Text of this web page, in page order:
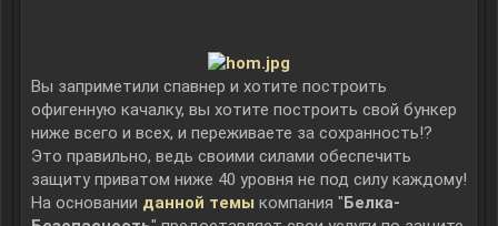
Вы заприметили спавнер и хотите построить
офигенную качалку, вы хотите построить свой бункер
ниже всего и всех, и переживаете за сохранность!?
Это правильно, ведь своими силами обеспечить
защиту приватом ниже 40 уровня не под силу каждому!
На основании данной темы компания "Белка-